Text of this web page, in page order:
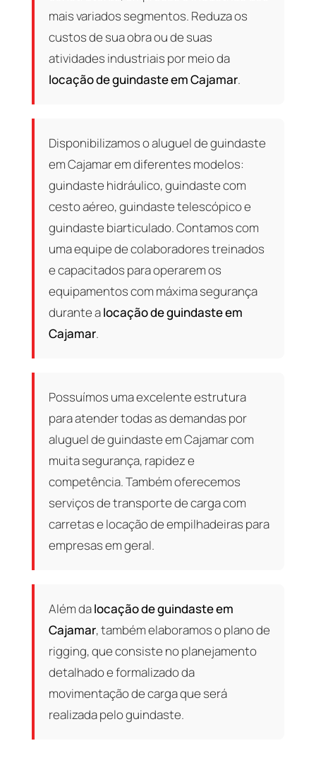
mais variados segmentos. Reduza os
custos de sua obra ou de suas
atividades industriais por meio da
locação de guindaste em Cajamar.
Disponibilizamos o aluguel de guindaste
em Cajamar em diferentes modelos:
guindaste hidráulico, guindaste com
cesto aéreo, guindaste telescópico e
guindaste biarticulado. Contamos com
uma equipe de colaboradores treinados
e capacitados para operarem os
equipamentos com máxima segurança
durante alocação de guindaste em
Cajamar.
Possuímos uma excelente estrutura
para atender todas as demandas por
aluguel de guindaste em Cajamar com
muita segurança, rapidez e
competência. Também oferecemos
serviços de transporte de carga com
carretas e locação de empilhadeiras para
empresas em geral.
Além dalocação de guindaste em
Cajamar, também elaboramos o plano de
rigging, que consiste no planejamento
detalhado e formalizado da
movimentação de carga que será
realizada pelo guindaste.